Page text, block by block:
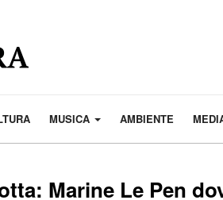
MUSICA AMBIENTE
Marine Le Pen